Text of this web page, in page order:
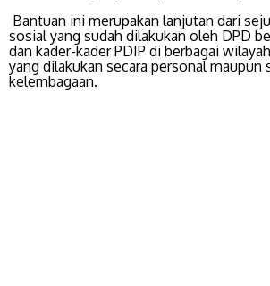
Bantuan ini merupakan lanjutan dari
sosial yang sudah dilakukan oleh DPD
dan kader-kader PDIP di berbagai
yang dilakukan secara personal maupun
kelembagaan.